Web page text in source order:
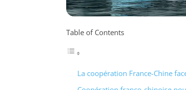
Table of Contents
La coopération France-Chine